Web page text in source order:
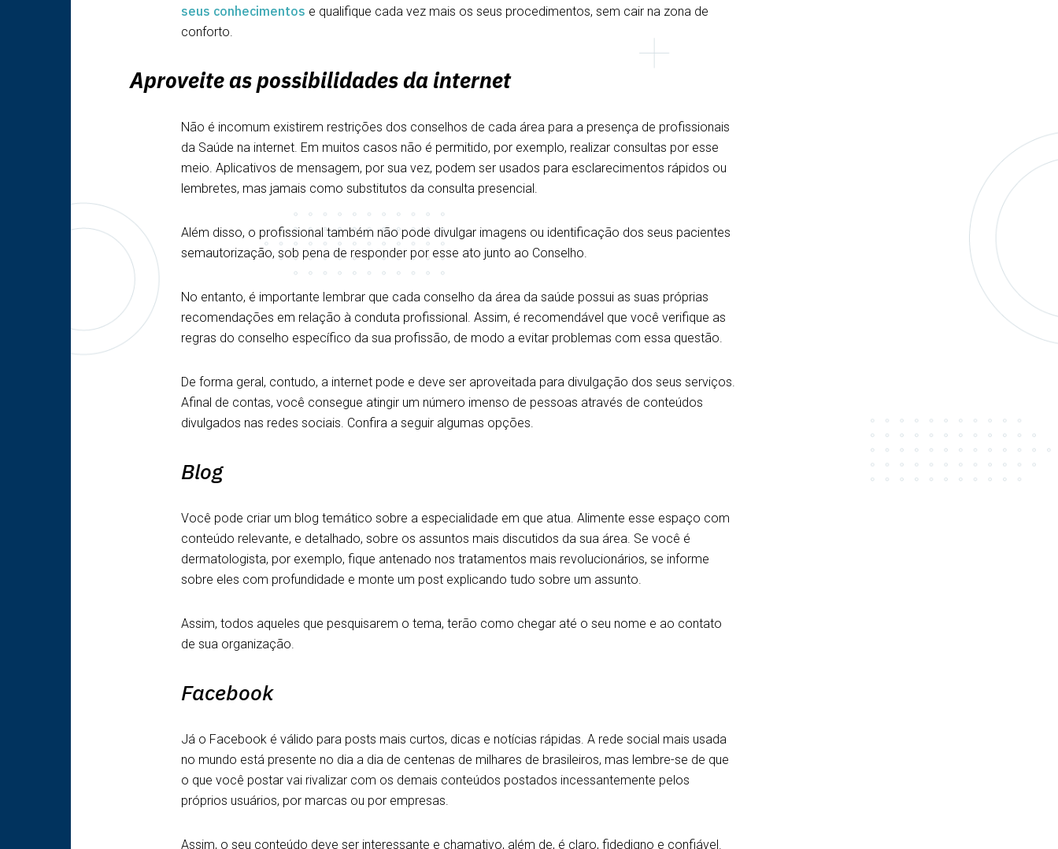
seus conhecimentos e qualifique cada vez mais os seus procedimentos, sem cair na zona de
conforto.
Aproveite as possibilidades da internet
Não é incomum existirem restrições dos conselhos de cada área para a presença de profissionais
da Saúde na internet. Em muitos casos não é permitido, por exemplo, realizar consultas por esse
meio. Aplicativos de mensagem, por sua vez, podem ser usados para esclarecimentos rápidos ou
lembretes, mas jamais como substitutos da consulta presencial.
Além disso, o profissional também não pode divulgar imagens ou identificação dos seus pacientes
semautorização, sob pena de responder por esse ato junto ao Conselho.
No entanto, é importante lembrar que cada conselho da área da saúde possui as suas próprias
recomendações em relação à conduta profissional. Assim, é recomendável que você verifique as
regras do conselho específico da sua profissão, de modo a evitar problemas com essa questão.
De forma geral, contudo, a internet pode e deve ser aproveitada para divulgação dos seus serviços.
Afinal de contas, você consegue atingir um número imenso de pessoas através de conteúdos
divulgados nas redes sociais. Confira a seguir algumas opções.
Blog
Você pode criar um blog temático sobre a especialidade em que atua. Alimente esse espaço com
conteúdo relevante, e detalhado, sobre os assuntos mais discutidos da sua área. Se você é
dermatologista, por exemplo, fique antenado nos tratamentos mais revolucionários, se informe
sobre eles com profundidade e monte um post explicando tudo sobre um assunto.
Assim, todos aqueles que pesquisarem o tema, terão como chegar até o seu nome e ao contato
de sua organização.
Facebook
Já o Facebook é válido para posts mais curtos, dicas e notícias rápidas. A rede social mais usada
no mundo está presente no dia a dia de centenas de milhares de brasileiros, mas lembre-se de que
o que você postar vai rivalizar com os demais conteúdos postados incessantemente pelos
próprios usuários, por marcas ou por empresas.
Assim, o seu conteúdo deve ser interessante e chamativo, além de, é claro, fidedigno e confiável.